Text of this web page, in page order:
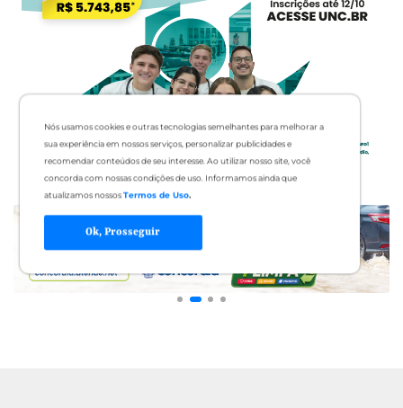
Nós usamos cookies e outras tecnologias semelhantes para melhorar a
sua experiência em nossos serviços, personalizar publicidades e
recomendar conteúdos de seu interesse. Ao utilizar nosso site, você
concorda com nossas condições de uso. Informamos ainda que
atualizamos nossosTermos de Uso.
Ok, Prosseguir